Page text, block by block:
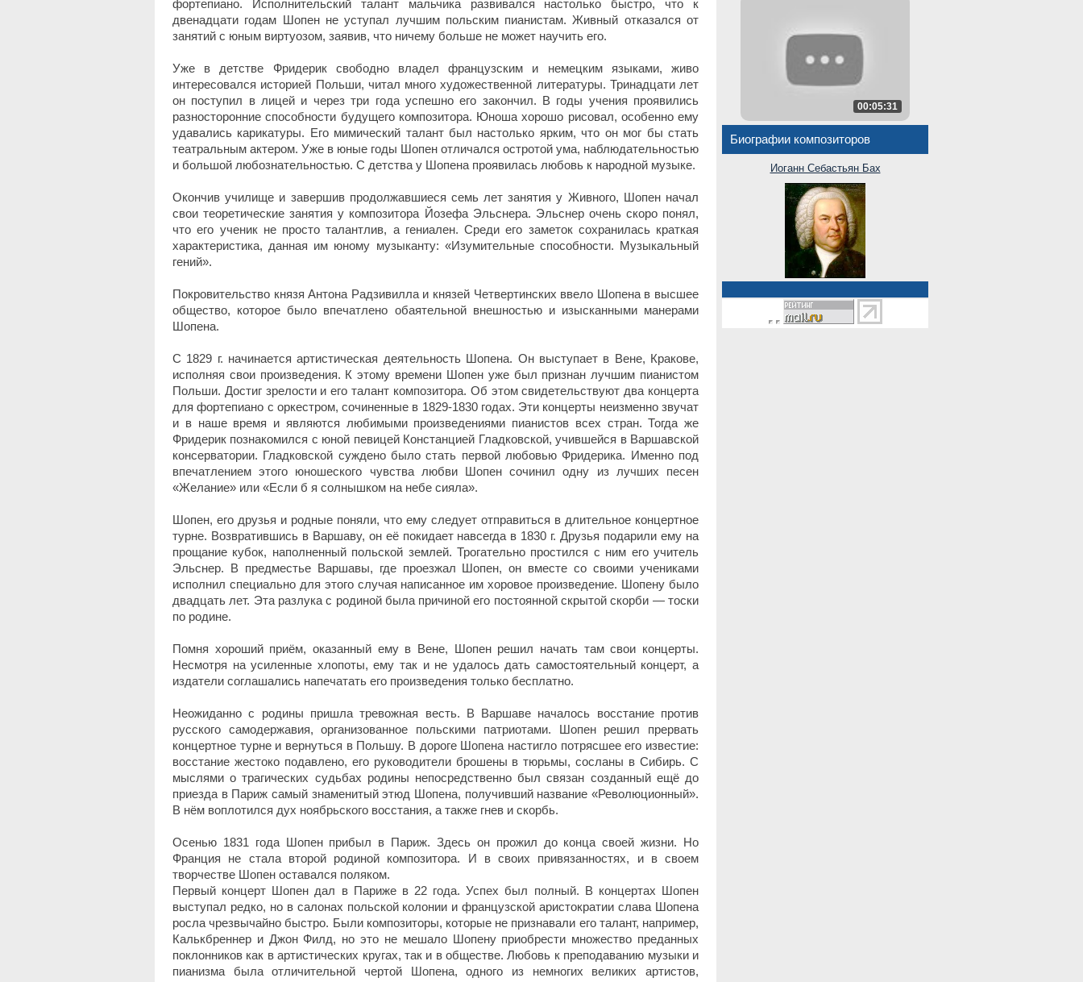
фортепиано. Исполнительский талант мальчика развивался настолько быстро, что к
двенадцати годам Шопен не уступал лучшим польским пианистам. Живный отказался от
занятий с юным виртуозом, заявив, что ничему больше не может научить его.
Уже в детстве Фридерик свободно владел французским и немецким языками, живо
интересовался историей Польши, читал много художественной литературы. Тринадцати лет
он поступил в лицей и через три года успешно его закончил. В годы учения проявились
разносторонние способности будущего композитора. Юноша хорошо рисовал, особенно ему
удавались карикатуры. Его мимический талант был настолько ярким, что он мог бы стать
театральным актером. Уже в юные годы Шопен отличался остротой ума, наблюдательностью
и большой любознательностью. С детства у Шопена проявилась любовь к народной музыке.
Окончив училище и завершив продолжавшиеся семь лет занятия у Живного, Шопен начал
свои теоретические занятия у композитора Йозефа Эльснера. Эльснер очень скоро понял,
что его ученик не просто талантлив, а гениален. Среди его заметок сохранилась краткая
характеристика, данная им юному музыканту: «Изумительные способности. Музыкальный
гений».
Покровительство князя Антона Радзивилла и князей Четвертинских ввело Шопена в высшее
общество, которое было впечатлено обаятельной внешностью и изысканными манерами
Шопена.
С 1829 г. начинается артистическая деятельность Шопена. Он выступает в Вене, Кракове,
исполняя свои произведения. К этому времени Шопен уже был признан лучшим пианистом
Польши. Достиг зрелости и его талант композитора. Об этом свидетельствуют два концерта
для фортепиано с оркестром, сочиненные в 1829-1830 годах. Эти концерты неизменно звучат
и в наше время и являются любимыми произведениями пианистов всех стран. Тогда же
Фридерик познакомился с юной певицей Констанцией Гладковской, учившейся в Варшавской
консерватории. Гладковской суждено было стать первой любовью Фридерика. Именно под
впечатлением этого юношеского чувства любви Шопен сочинил одну из лучших песен
«Желание» или «Если б я солнышком на небе сияла».
Шопен, его друзья и родные поняли, что ему следует отправиться в длительное концертное
турне. Возвратившись в Варшаву, он её покидает навсегда в 1830 г. Друзья подарили ему на
прощание кубок, наполненный польской землей. Трогательно простился с ним его учитель
Эльснер. В предместье Варшавы, где проезжал Шопен, он вместе со своими учениками
исполнил специально для этого случая написанное им хоровое произведение. Шопену было
двадцать лет. Эта разлука с родиной была причиной его постоянной скрытой скорби — тоски
по родине.
Помня хороший приём, оказанный ему в Вене, Шопен решил начать там свои концерты.
Несмотря на усиленные хлопоты, ему так и не удалось дать самостоятельный концерт, а
издатели соглашались напечатать его произведения только бесплатно.
Неожиданно с родины пришла тревожная весть. В Варшаве началось восстание против
русского самодержавия, организованное польскими патриотами. Шопен решил прервать
концертное турне и вернуться в Польшу. В дороге Шопена настигло потрясшее его известие:
восстание жестоко подавлено, его руководители брошены в тюрьмы, сосланы в Сибирь. С
мыслями о трагических судьбах родины непосредственно был связан созданный ещё до
приезда в Париж самый знаменитый этюд Шопена, получивший название «Революционный».
В нём воплотился дух ноябрьского восстания, а также гнев и скорбь.
Осенью 1831 года Шопен прибыл в Париж. Здесь он прожил до конца своей жизни. Но
Франция не стала второй родиной композитора. И в своих привязанностях, и в своем
творчестве Шопен оставался поляком.
Первый концерт Шопен дал в Париже в 22 года. Успех был полный. В концертах Шопен
выступал редко, но в салонах польской колонии и французской аристократии слава Шопена
росла чрезвычайно быстро. Были композиторы, которые не признавали его талант, например,
Калькбреннер и Джон Филд, но это не мешало Шопену приобрести множество преданных
поклонников как в артистических кругах, так и в обществе. Любовь к преподаванию музыки и
пианизма была отличительной чертой Шопена, одного из немногих великих артистов,
00:05:31
Биографии композиторов
Иоганн Себастьян Бах